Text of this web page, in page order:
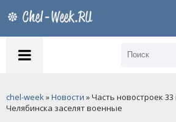
chel-week»Новости » Часть новостроек
Челябинска заселят военные